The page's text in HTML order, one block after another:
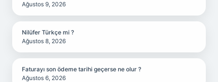
Ağustos 9, 2026
Nilüfer Türkçe mi ?
Ağustos 8, 2026
Faturayı son ödeme tarihi geçerse ne olur ?
Ağustos 6, 2026